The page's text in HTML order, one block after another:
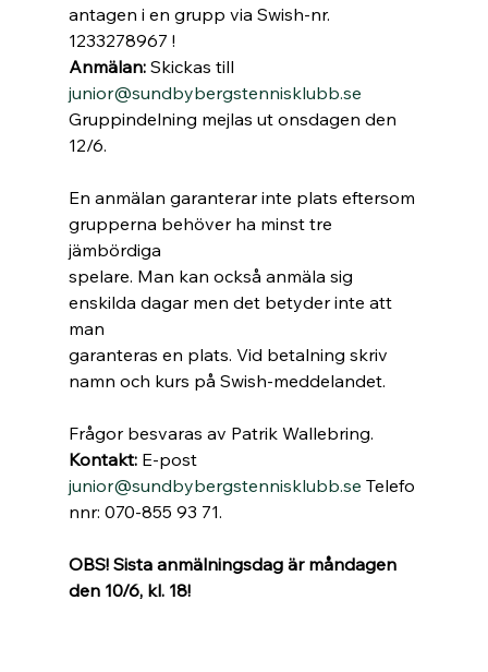
antagen i en grupp via Swish-nr.
1233278967 !
Anmälan: Skickas till
junior@sundbybergstennisklubb.se
Gruppindelning mejlas ut onsdagen den
12/6.
En anmälan garanterar inte plats eftersom
grupperna behöver ha minst tre
jämbördiga
spelare. Man kan också anmäla sig
enskilda dagar men det betyder inte att
man
garanteras en plats. Vid betalning skriv
namn och kurs på Swish-meddelandet.
Frågor besvaras av Patrik Wallebring.
Kontakt: E-post
junior@sundbybergstennisklubb.se Telefo
nnr: 070-855 93 71.
OBS! Sista anmälningsdag är måndagen
den 10/6, kl. 18!